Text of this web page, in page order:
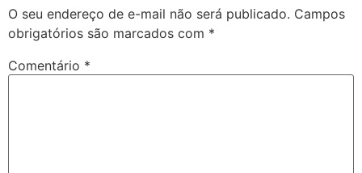
O seu endereço de e-mail não será publicado. Campos
obrigatórios são marcados com *
Comentário *